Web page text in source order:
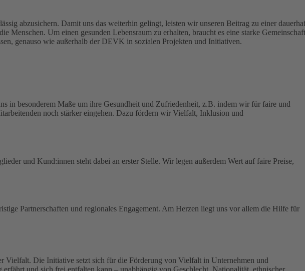
abzusichern. Damit uns das weiterhin gelingt, leisten wir unseren Beitrag zu einer
Menschen. Um einen gesunden Lebensraum zu erhalten, braucht es eine starke
genauso wie außerhalb der DEVK in sozialen Projekten und Initiativen.
in besonderem Maße um ihre Gesundheit und Zufriedenheit, z.B. indem wir für faire und
noch stärker eingehen. Dazu fördern wir Vielfalt, Inklusion und
und Kund:innen steht dabei an erster Stelle. Wir legen außerdem Wert auf faire Preise,
Partnerschaften und regionales Engagement. Am Herzen liegt uns vor allem die Hilfe für
Vielfalt. Die Initiative setzt sich für die Förderung von Vielfalt in Unternehmen und
und sich frei entfalten kann – unabhängig von Geschlecht, Nationalität, ethnischer